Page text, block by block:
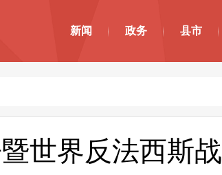
新闻 政务 县市
世界反法西斯战